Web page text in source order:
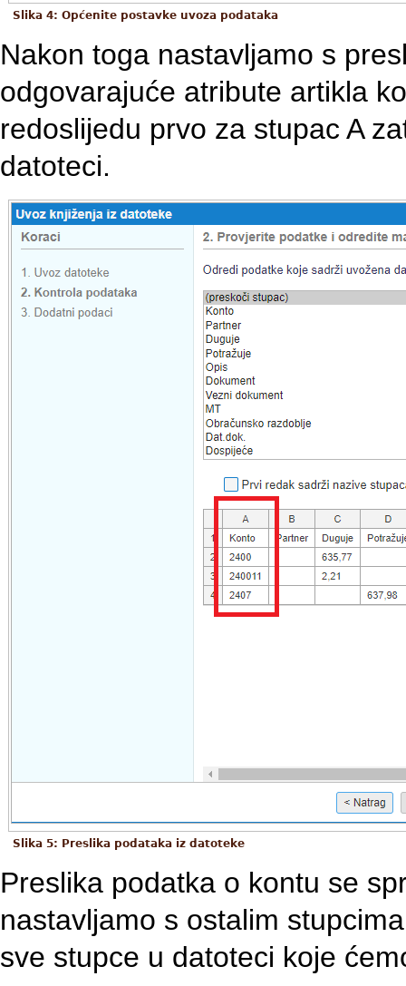
Slika 4: Općenite postavke uvoza podataka
Nakon toga nastavljamo s
odgovarajuće atribute artikla
redoslijedu prvo za stupac A
datoteci.
Slika 5: Preslika podataka iz datoteke
Preslika podatka o kontu se
nastavljamo s ostalim
sve stupce u datoteci koje